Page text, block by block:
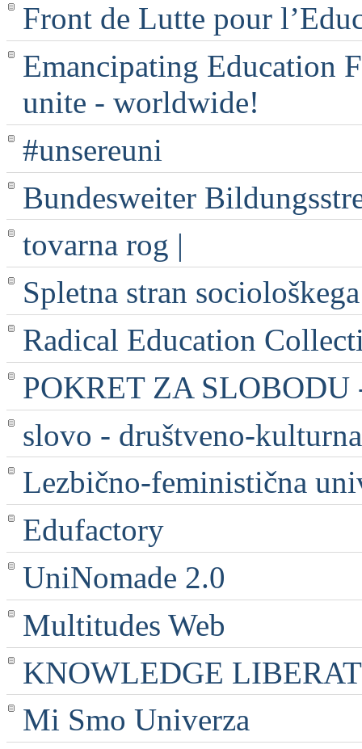
Front de Lutte pour
Emancipating Education
unite - worldwide!
#unsereuni
Bundesweiter
tovarna rog |
Spletna stran
Radical Education
POKRET ZA SLOBODU
slovo - društveno-
Lezbično-feministična
Edufactory
UniNomade 2.0
Multitudes Web
KNOWLEDGE
Mi Smo Univerza